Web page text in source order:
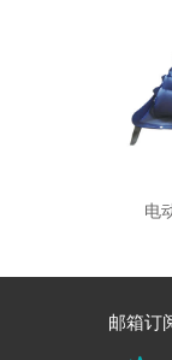
电
邮箱订